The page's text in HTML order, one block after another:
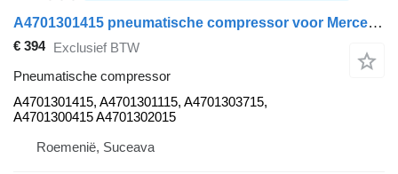
A4701301415 pneumatische compressor voor Mercedes-Benz ACTROS MP4 trekker
€ 394 Exclusief BTW
Pneumatische compressor
A4701301415, A4701301115, A4701303715,
A4701300415 A4701302015
Roemenië, Suceava